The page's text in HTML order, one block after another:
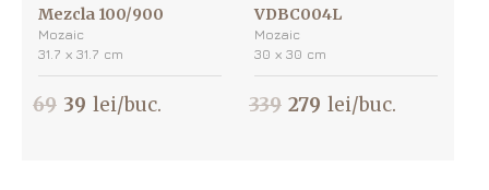
Mezcla 100/900
Mozaic
31.7 х 31.7 cm
69 39 lei/buc.
VDBC004L
Mozaic
30 х 30 cm
339 279 lei/buc.